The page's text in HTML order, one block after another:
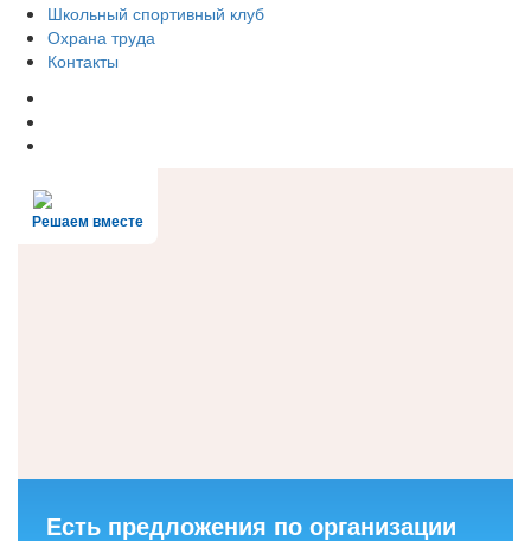
Школьный спортивный клуб
Охрана труда
Контакты
Решаем вместе
Есть предложения по организации